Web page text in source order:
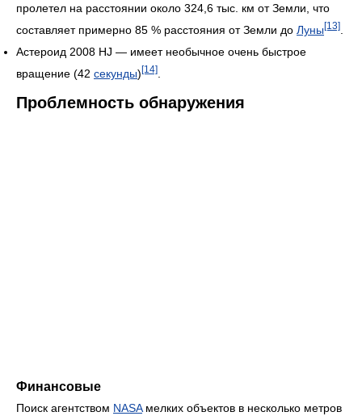
пролетел на расстоянии около 324,6 тыс. км от Земли, что
составляет примерно 85 % расстояния от Земли до Луны [13]
Астероид 2008 HJ — имеет необычное очень быстрое
вращение (42 секунды)[14]
Проблемность обнаружения
Финансовые
Поиск агентством NASAмелких объектов в несколько метров